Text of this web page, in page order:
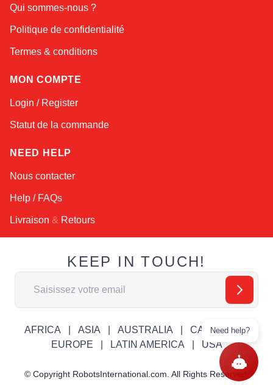
Qui sommes-nous ?
Politique de confidentialité
Termes & conditions
MON COMPTE
Login / Register
Statut de la commande
NEED HELP
Nous contacter
Help / FAQs
Livraison & Retours
KEEP IN TOUCH!
Adresse email
AFRICA ASIA AUSTRALIA
CANADA
EUROPE
LATIN AMERICA USA
© Copyright RobotsInternational.com. All Rights Reserved.
Need help?